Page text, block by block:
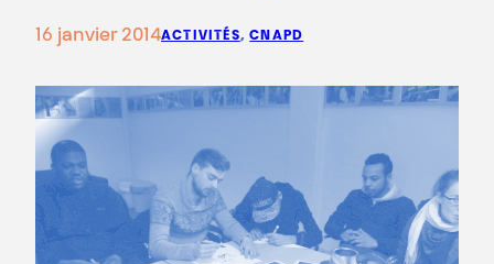
16 janvier 2014ACTIVITÉS, CNAPD